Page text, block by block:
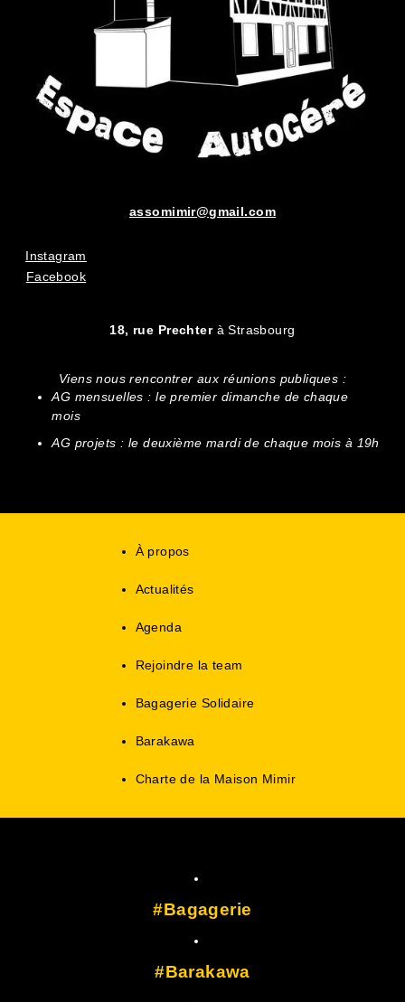
assomimir@gmail.com
Instagram
Facebook
18, rue Prechterà Strasbourg
Viens nous rencontrer aux réunions publiques :
AG mensuelles : le premier dimanche de chaque
mois
AG projets : le deuxième mardi de chaque mois à 19h
À propos
Actualités
Agenda
Rejoindre la team
Bagagerie Solidaire
Barakawa
Charte de la Maison Mimir
Bagagerie
Barakawa